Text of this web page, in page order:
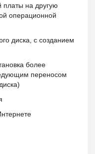
платы на другую
операционной
диска, с созданием
более
переносом